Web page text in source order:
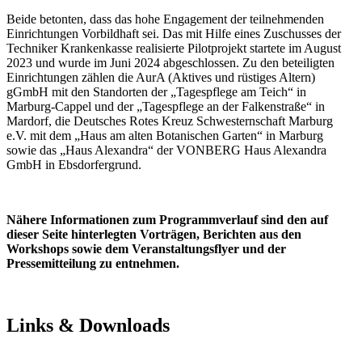
Beide betonten, dass das hohe Engagement der teilnehmenden
Einrichtungen Vorbildhaft sei. Das mit Hilfe eines Zuschusses der
Techniker Krankenkasse realisierte Pilotprojekt startete im August
2023 und wurde im Juni 2024 abgeschlossen. Zu den beteiligten
Einrichtungen zählen die AurA (Aktives und rüstiges Altern)
gGmbH mit den Standorten der „Tagespflege am Teich“ in
Marburg-Cappel und der „Tagespflege an der Falkenstraße“ in
Mardorf, die Deutsches Rotes Kreuz Schwesternschaft Marburg
e.V. mit dem „Haus am alten Botanischen Garten“ in Marburg
sowie das „Haus Alexandra“ der VONBERG Haus Alexandra
GmbH in Ebsdorfergrund.
Nähere Informationen zum Programmverlauf sind den auf
dieser Seite hinterlegten Vorträgen, Berichten aus den
Workshops sowie dem Veranstaltungsflyer und der
Pressemitteilung zu entnehmen.
Links & Downloads